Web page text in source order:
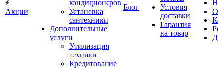
Акции
кондиционеров
Установка
сантехники
Дополнительные
услуги
Утилизация
техники
Кредитование
Блог
Условия
доставки
Гарантия
на товар